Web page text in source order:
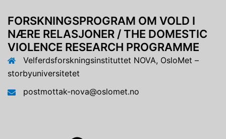
FORSKNINGSPROGRAM OM VOLD I
NÆRE RELASJONER / THE DOMESTIC
VIOLENCE RESEARCH PROGRAMME
Velferdsforskningsinstituttet NOVA, OsloMet –
storbyuniversitetet
postmottak-nova@oslomet.no